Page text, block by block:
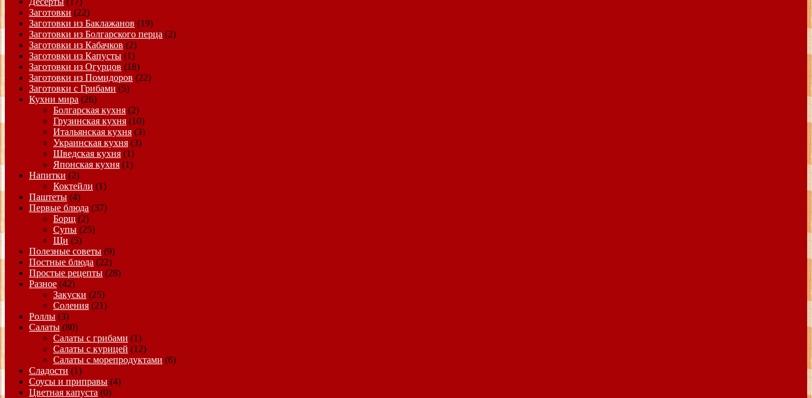
Заготовки (22)
Заготовки из Баклажанов (19)
Заготовки из Болгарского перца (2)
Заготовки из Кабачков (2)
Заготовки из Капусты (1)
Заготовки из Огурцов (18)
Заготовки из Помидоров (22)
Заготовки с Грибами (5)
Кухни мира (26)
Болгарская кухня (2)
Грузинская кухня (10)
Итальянская кухня (3)
Украинская кухня (3)
Шведская кухня (1)
Японская кухня (1)
Напитки (2)
Коктейли (1)
Паштеты (4)
Первые блюда (37)
Борщ (2)
Супы (25)
Щи (5)
Полезные советы (9)
Постные блюда (22)
Простые рецепты (28)
Разное (42)
Закуски (25)
Соления (21)
Роллы (3)
Салаты (80)
Салаты с грибами (1)
Салаты с курицей (12)
Салаты с морепродуктами (6)
Сладости (1)
Соусы и приправы (4)
Цветная капуста (0)